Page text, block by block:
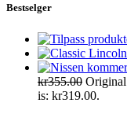
Bestselger
kr355.00
is: kr319.00.